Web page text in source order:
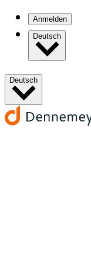
Anmelden
Deutsch
Deutsch